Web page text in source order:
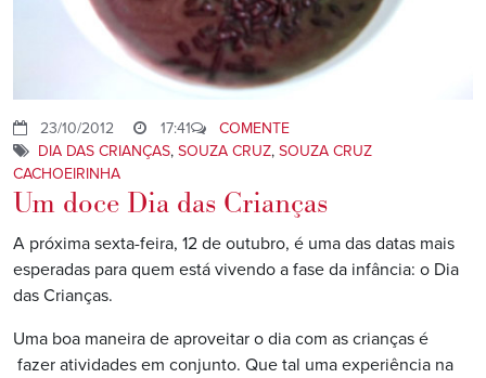
23/10/2012 17:41
COMENTE
DIA DAS CRIANÇAS, SOUZA CRUZ, SOUZA CRUZ
CACHOEIRINHA
Um doce Dia das Crianças
A próxima sexta-feira, 12 de outubro, é uma das datas mais
esperadas para quem está vivendo a fase da infância: o Dia
das Crianças.
Uma boa maneira de aproveitar o dia com as crianças é
fazer atividades em conjunto. Que tal uma experiência na